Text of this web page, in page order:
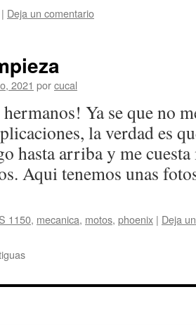
| Deja un comentario
2021 porcucal
Ya se que no
la verdad es
hasta arriba y me
Aqui tenemos unas
1150, mecanica, motos, phoenix | Deja